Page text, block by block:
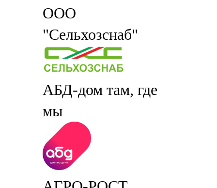
ООО
"Сельхозснаб"
АБД-дом там, где
мы